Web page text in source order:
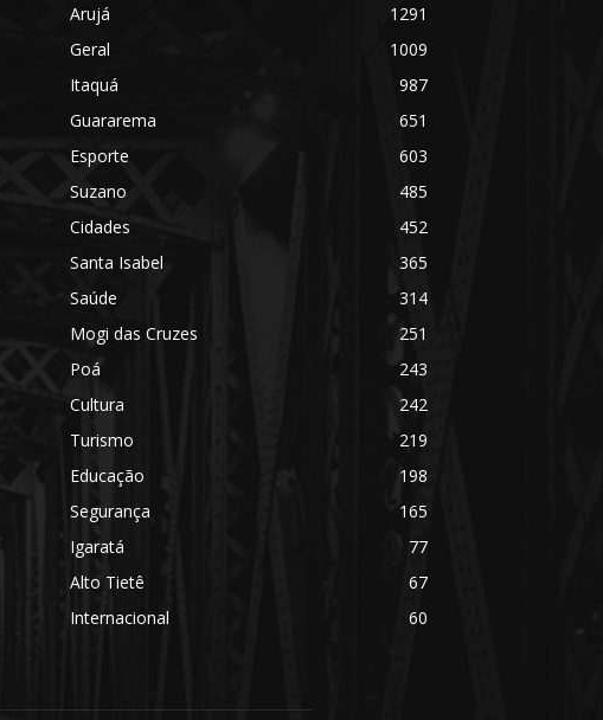
Arujá
1291
Geral
1009
Itaquá
987
Guararema
651
Esporte
603
Suzano
485
Cidades
452
Santa Isabel
365
Saúde
314
Mogi das Cruzes
251
Poá
243
Cultura
242
Turismo
219
Educação
198
Segurança
165
Igaratá
77
Alto Tietê
67
Internacional
60